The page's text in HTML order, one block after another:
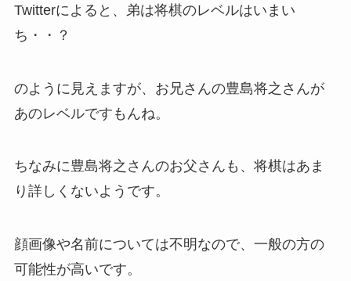
Twitterによると、弟は将棋のレベルはいまい
ち・・？
のように見えますが、お兄さんの豊島将之さんが
あのレベルですもんね。
ちなみに豊島将之さんのお父さんも、将棋はあま
り詳しくないようです。
顔画像や名前については不明なので、一般の方の
可能性が高いです。